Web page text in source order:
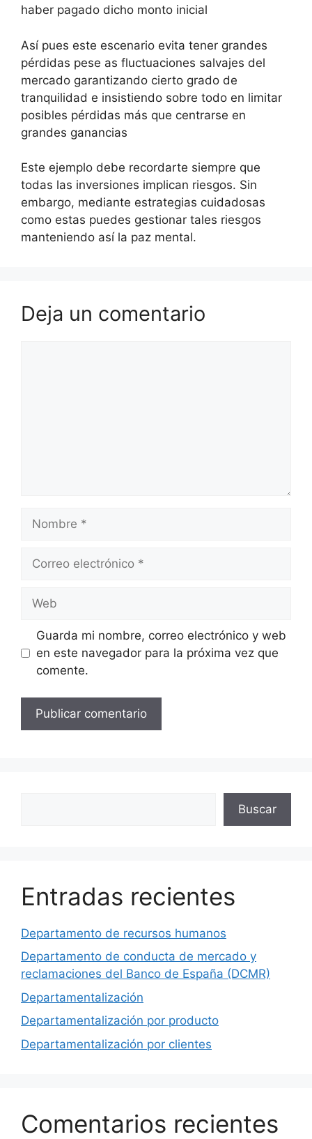
haber pagado dicho monto inicial
Así pues este escenario evita tener grandes
pérdidas pese as fluctuaciones salvajes del
mercado garantizando cierto grado de
tranquilidad e insistiendo sobre todo en limitar
posibles pérdidas más que centrarse en
grandes ganancias
Este ejemplo debe recordarte siempre que
todas las inversiones implican riesgos. Sin
embargo, mediante estrategias cuidadosas
como estas puedes gestionar tales riesgos
manteniendo así la paz mental.
Deja un comentario
Nombre
Correo
Web
Guarda mi nombre, correo electrónico y web
en este navegador para la próxima vez que
comente.
Buscar
Entradas recientes
Departamento de recursos humanos
Departamento de conducta de mercado y
reclamaciones del Banco de España (DCMR)
Departamentalización
Departamentalización por producto
Departamentalización por clientes
Comentarios recientes